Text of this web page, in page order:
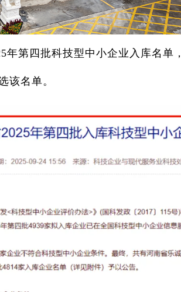
第四批科技型中小企业入库名单，
该名单。